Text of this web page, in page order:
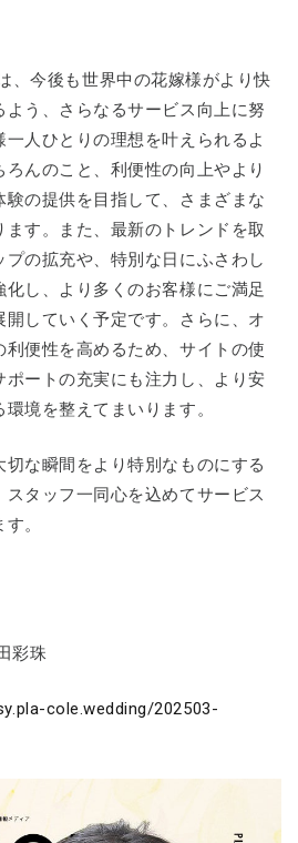
は、今後も世界中の花嫁様がより快
う、さらなるサービス向上に努
人ひとりの理想を叶えられるよ
んのこと、利便性の向上やより
の提供を目指して、さまざまな
す。また、最新のトレンドを取
プの拡充や、特別な日にふさわし
し、より多くのお客様にご満足
していく予定です。さらに、オ
利便性を高めるため、サイトの使
ートの充実にも注力し、より安
境を整えてまいります。
な瞬間をより特別なものにする
タッフ一同心を込めてサービス
。
彩珠
cole.wedding/202503-